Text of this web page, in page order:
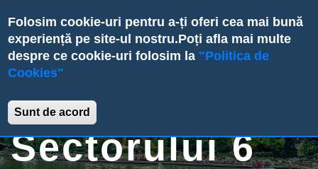
Folosim cookie-uri pentru a-ți oferi cea mai bună
experiență pe site-ul nostru.Poți afla mai multe
despre ce cookie-uri folosim la "Politica de
Cookies"
Sunt de acord
to
main
content
Primăria
Sectorului 6